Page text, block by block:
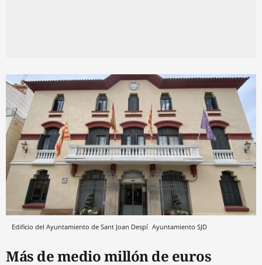
Edificio del Ayuntamiento de Sant Joan Despí Ayuntamiento SJD
Más de medio millón de euros